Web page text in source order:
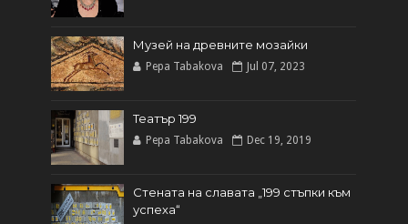
Музей на древните мозайки
Pepa Tabakova Jul 07, 2023
Театър 199
Pepa Tabakova Dec 19, 2019
Стената на славата „199 стъпки към
успеха“